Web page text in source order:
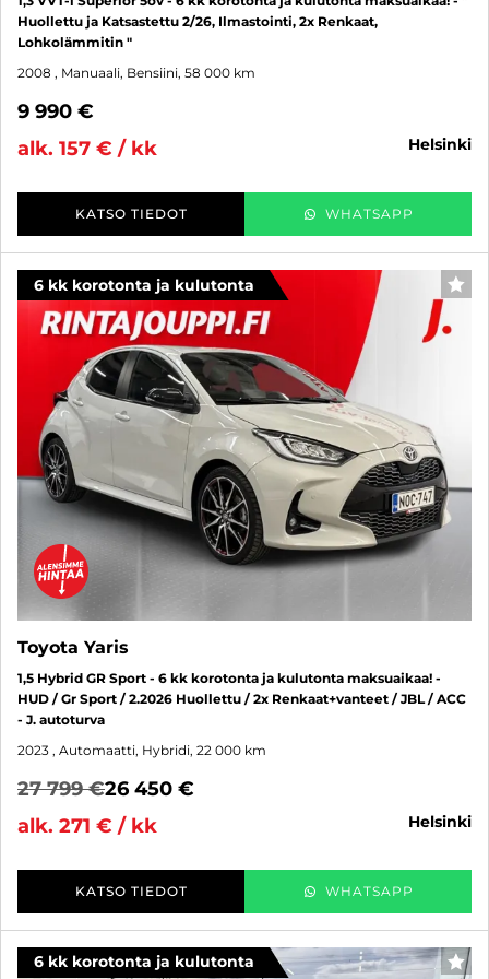
Huollettu ja Katsastettu 2/26, Ilmastointi, 2x Renkaat,
Lohkolämmitin "
2008 , Manuaali, Bensiini, 58 000 km
9 990 €
alk. 157 € / kk
helsinki
KATSO TIEDOT WHATSAPP
6 kk korotonta ja kulutonta
Toyota Yaris
1,5 Hybrid GR Sport - 6 kk korotonta ja kulutonta maksuaikaa! -
HUD / Gr Sport / 2.2026 Huollettu / 2x Renkaat+vanteet / JBL / ACC
- J. autoturva
2023 , Automaatti, Hybridi, 22 000 km
27 799 €26 450 €
alk. 271 € / kk
helsinki
KATSO TIEDOT WHATSAPP
6 kk korotonta ja kulutonta